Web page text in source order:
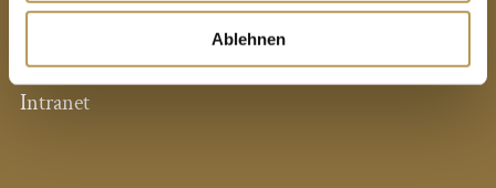
Ablehnen
Pressestimmen
Expansion / Neue Hotels
Intranet